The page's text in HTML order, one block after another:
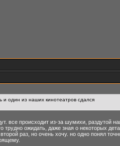
и один из наших кинотеатров сдался
все происходит из-за шумихи, раздутой
трудно ожидать, даже зная о некоторых
раз, но очень хочу. но одно понял